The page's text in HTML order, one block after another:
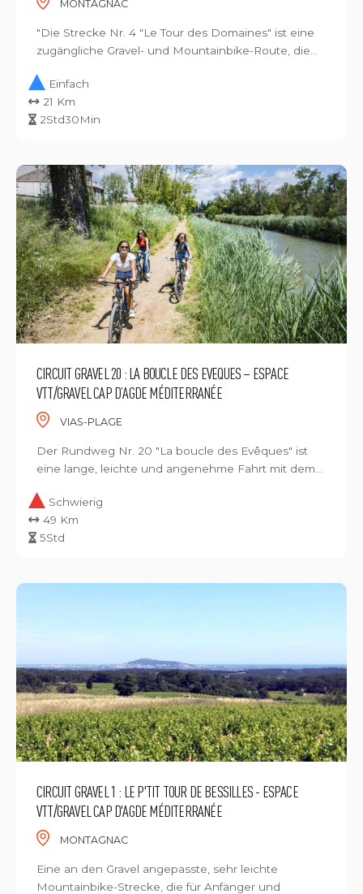
MONTAGNAC
"Die Strecke Nr. 4 "Le Tour des Domaines" ist eine
zugängliche Gravel- und Mountainbike-Route, die...
Einfach
21 Km
2Std30Min
CIRCUIT GRAVEL 20 : LA BOUCLE DES EVEQUES – ESPACE
VTT/GRAVEL CAP D’AGDE MÉDITERRANÉE
VIAS-PLAGE
Der Rundweg Nr. 20 "La boucle des Evêques" ist
eine lange, leichte und angenehme Fahrt mit dem...
Schwierig
49 Km
5Std
CIRCUIT GRAVEL 1 : LE P'TIT TOUR DE BESSILLES - ESPACE
VTT/GRAVEL CAP D'AGDE MÉDITERRANÉE
MONTAGNAC
Eine an den Gravel angepasste, sehr leichte
Mountainbike-Strecke, die für Anfänger und